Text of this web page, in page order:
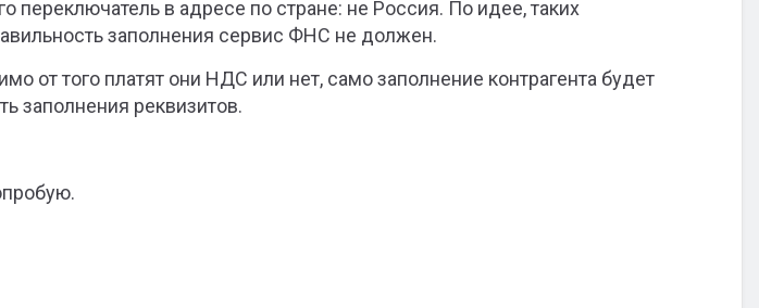
переключатель в адресе по стране: не Россия. По идее, таких
заполнения сервис ФНС не должен.
от того платят они НДС или нет, само заполнение контрагента будет
заполнения реквизитов.